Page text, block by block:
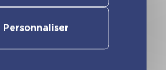
Personnaliser